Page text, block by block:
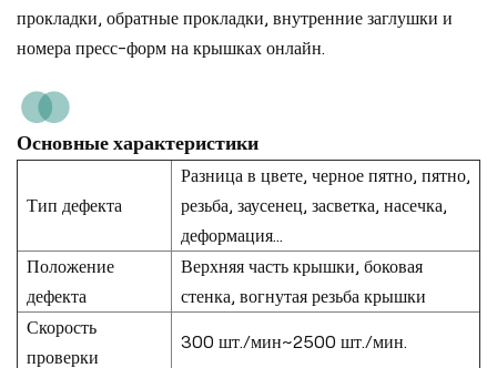
прокладки, обратные прокладки, внутренние заглушки и
номера пресс-форм на крышках онлайн.
Основные характеристики
Тип дефекта
Разница в цвете, черное пятно, пятно,
резьба, заусенец, засветка, насечка,
деформация...
Положение
дефекта
Верхняя часть крышки, боковая
стенка, вогнутая резьба крышки
Скорость
проверки
300 шт./мин~2500 шт./мин.